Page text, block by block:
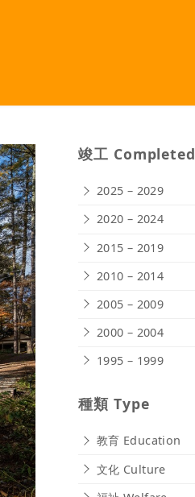
竣工 Completed
2025 – 2029
2020 – 2024
2015 – 2019
2010 – 2014
2005 – 2009
2000 – 2004
1995 – 1999
種類 Type
教育 Education
文化 Culture